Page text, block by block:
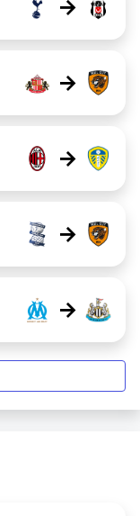
→
→
→
→
→